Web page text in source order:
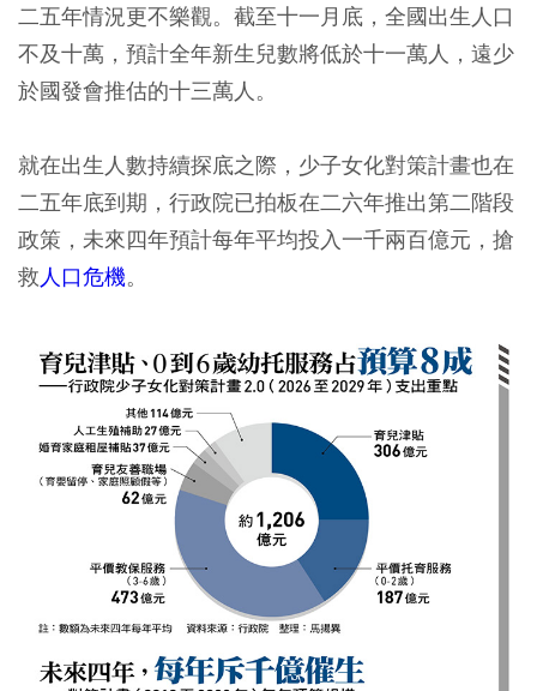
二五年情況更不樂觀。截至十一月底，全國出生人口
不及十萬，預計全年新生兒數將低於十一萬人，遠少
於國發會推估的十三萬人。
就在出生人數持續探底之際，少子女化對策計畫也在
二五年底到期，行政院已拍板在二六年推出第二階段
政策，未來四年預計每年平均投入一千兩百億元，搶
救人口危機。